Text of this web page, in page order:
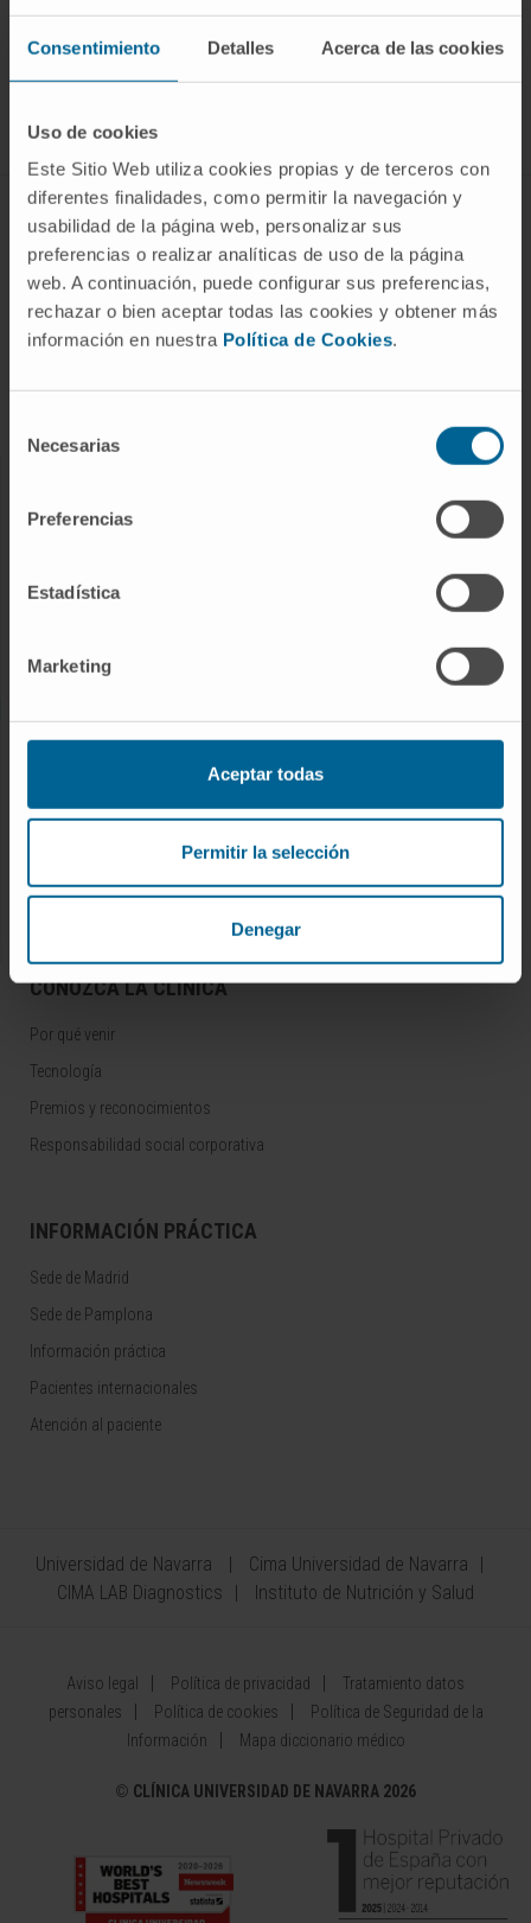
Consentimiento Detalles Acerca de las cookies
Uso de cookies
Este Sitio Web utiliza cookies propias y de terceros con
diferentes finalidades, como permitir la navegación y
usabilidad de la página web, personalizar sus
preferencias o realizar analíticas de uso de la página
web. A continuación, puede configurar sus preferencias,
rechazar o bien aceptar todas las cookies y obtener más
información en nuestra Política de Cookies.
Necesarias
Preferencias
Estadística
Marketing
Aceptar todas
Permitir la selección
Denegar
¡Únete a nuestra comunidad!
SUSCRIBIRSE
ENFERMEDADES Y TRATAMIENTOS
Enfermedades
Pruebas diagnósticas
Tratamientos
Conozca a los profesionales
Trabaje con nosotros
INVESTIGACIÓN Y DOCENCIA
Docencia y formación
Residentes y Unidades Docentes
Área para profesionales
CONOZCA LA CLÍNICA
Por qué venir
Tecnología
Premios y reconocimientos
Responsabilidad social corporativa
INFORMACIÓN PRÁCTICA
Sede de Madrid
Sede de Pamplona
Información práctica
Pacientes internacionales
Atención al paciente
Universidad de Navarra
Cima Universidad de Navarra
CIMA LAB Diagnostics
Instituto de Nutrición y Salud
Aviso legal Política de privacidad
Tratamiento datos
personales
Política de cookies
Política de Seguridad de la
Información
Mapa diccionario médico
© CLÍNICA UNIVERSIDAD DE NAVARRA 2026